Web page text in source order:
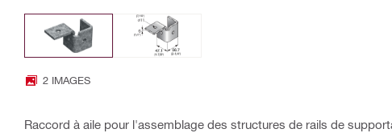
2 IMAGES
Raccord à aile pour l'assemblage des structures de rails de